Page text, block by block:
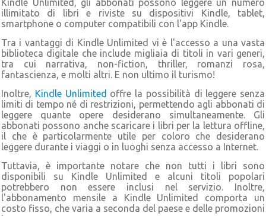
Kindle Unlimited, gli abbonati possono leggere un numero
illimitato di libri e riviste su dispositivi Kindle, tablet,
smartphone o computer compatibili con l'app Kindle.
Tra i vantaggi di Kindle Unlimited vi è l'accesso a una vasta
biblioteca digitale che include migliaia di titoli in vari generi,
tra cui narrativa, non-fiction, thriller, romanzi rosa,
fantascienza, e molti altri. E non ultimo il turismo!
Inoltre, Kindle Unlimited offre la possibilità di leggere senza
limiti di tempo né di restrizioni, permettendo agli abbonati di
leggere quante opere desiderano simultaneamente. Gli
abbonati possono anche scaricare i libri per la lettura offline,
il che è particolarmente utile per coloro che desiderano
leggere durante i viaggi o in luoghi senza accesso a Internet.
Tuttavia, è importante notare che non tutti i libri sono
disponibili su Kindle Unlimited e alcuni titoli popolari
potrebbero non essere inclusi nel servizio. Inoltre,
l'abbonamento mensile a Kindle Unlimited comporta un
costo fisso, che varia a seconda del paese e delle promozioni